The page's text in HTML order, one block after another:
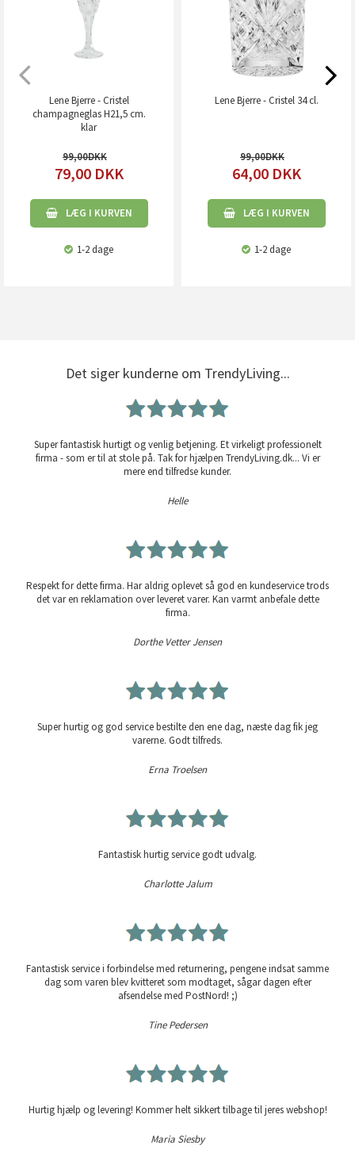
Lene Bjerre - Cristel
champagneglas H21,5 cm.
klar
99,00
79,00 DKK
LÆG I KURVEN
1-2 dage
Lene Bjerre - Cristel 34 cl.
99,00
64,00 DKK
LÆG I KURVEN
1-2 dage
Det siger kunderne om TrendyLiving...
Super fantastisk hurtigt og venlig betjening. Et virkeligt professionelt
firma - som er til at stole på. Tak for hjælpen TrendyLiving.dk... Vi er
mere end tilfredse kunder.
Helle
Respekt for dette firma. Har aldrig oplevet så god en kundeservice trods
det var en reklamation over leveret varer. Kan varmt anbefale dette
firma.
Dorthe Vetter Jensen
Super hurtig og god service bestilte den ene dag, næste dag fik jeg
varerne. Godt tilfreds.
Erna Troelsen
Fantastisk hurtig service godt udvalg.
Charlotte Jalum
Fantastisk service i forbindelse med returnering, pengene indsat samme
dag som varen blev kvitteret som modtaget, sågar dagen efter
afsendelse med PostNord! ;)
Tine Pedersen
Hurtig hjælp og levering! Kommer helt sikkert tilbage til jeres webshop!
Maria Siesby